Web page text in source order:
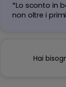
*Lo sconto in
non oltre i
Hai